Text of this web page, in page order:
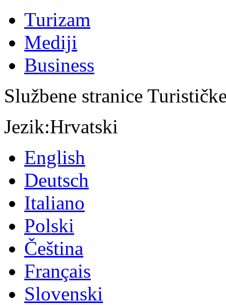
Turizam
Mediji
Business
Službene stranice
Jezik:Hrvatski
English
Deutsch
Italiano
Polski
Čeština
Français
Slovenski